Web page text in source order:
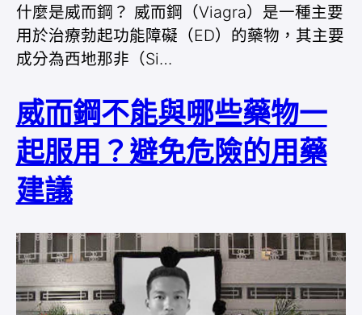
什麼是威而鋼？ 威而鋼（Viagra）是一種主要
用於治療勃起功能障礙（ED）的藥物，其主要
成分為西地那非（Si…
威而鋼不能與哪些藥物一
起服用？避免危險的用藥
建議